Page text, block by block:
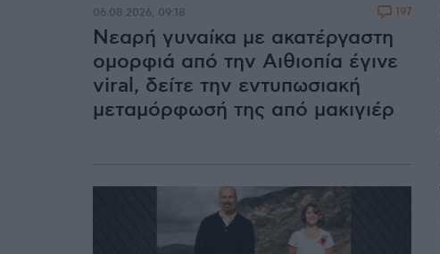
Νεαρή γυναίκα με ακατέργαστη
ομορφιά από την Αιθιοπία έγινε
viral, δείτε την εντυπωσιακή
μεταμόρφωσή της από μακιγιέρ
06.08.2026, 09:18 197